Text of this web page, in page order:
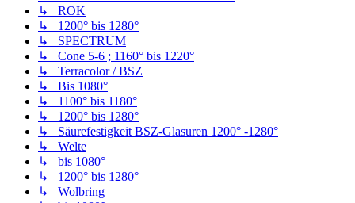
↳ ROK
↳ 1200° bis 1280°
↳ SPECTRUM
↳ Cone 5-6 ; 1160° bis 1220°
↳ Terracolor / BSZ
↳ Bis 1080°
↳ 1100° bis 1180°
↳ 1200° bis 1280°
↳ Säurefestigkeit BSZ-Glasuren 1200° -1280°
↳ Welte
↳ bis 1080°
↳ 1200° bis 1280°
↳ Wolbring